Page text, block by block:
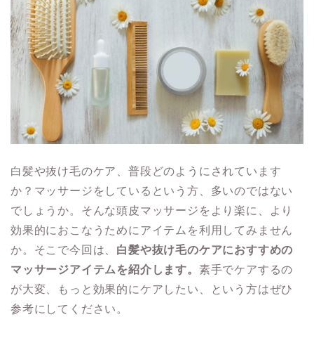
白髪や抜け毛のケア、普段どのようにされています
か？マッサージをしているという方、多いのではない
でしょうか。そんな頭皮マッサージをより楽に、より
効果的におこなうためにアイテムを利用してみません
か。そこで今回は、 白髪や抜け毛のケアにおすすめの
マッサージアイテムを紹介します。 素手でケアするの
が大変、もっと効果的にケアしたい、という方はぜひ
参考にしてください。